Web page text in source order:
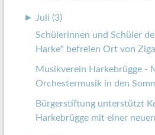
►
Juli (3)
Schülerinnen und Schüler
Harke" befreien Ort von
Musikverein Harkebrügge -
Orchestermusik in den
Bürgerstiftung unterstützt
Harkebrügge mit einer